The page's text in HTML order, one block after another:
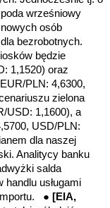
wrześniowy
osób
bezrobotnych.
będzie
1,1520) oraz
PLN: 4,6300,
zielona
USD: 1,1600), a
USD/PLN:
dla naszej
Analitycy banku
salda
handlu usługami
● [EIA,